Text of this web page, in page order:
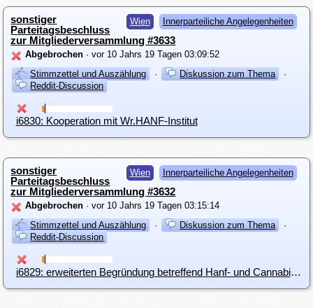
Wien Innerparteiliche Angelegenheiten
sonstiger
Parteitagsbeschluss
zur Mitgliederversammlung #3633
Abgebrochen · vor 10 Jahrs 19 Tagen 03:09:52
Stimmzettel und Auszählung
· Diskussion zum Thema
·
Reddit-Discussion
i6830: Kooperation mit Wr.HANF-Institut
Wien Innerparteiliche Angelegenheiten
sonstiger
Parteitagsbeschluss
zur Mitgliederversammlung #3632
Abgebrochen · vor 10 Jahrs 19 Tagen 03:15:14
Stimmzettel und Auszählung
· Diskussion zum Thema
·
Reddit-Discussion
i6829: erweiterten Begründung betreffend Hanf- und Cannabislegalisierung